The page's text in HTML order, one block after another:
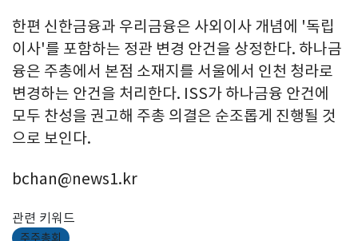
한편 신한금융과 우리금융은 사외이사 개념에 '독립
이사'를 포함하는 정관 변경 안건을 상정한다. 하나금
융은 주총에서 본점 소재지를 서울에서 인천 청라로
변경하는 안건을 처리한다. ISS가 하나금융 안건에
모두 찬성을 권고해 주총 의결은 순조롭게 진행될 것
으로 보인다.
bchan@news1.kr
관련 키워드
주주총회